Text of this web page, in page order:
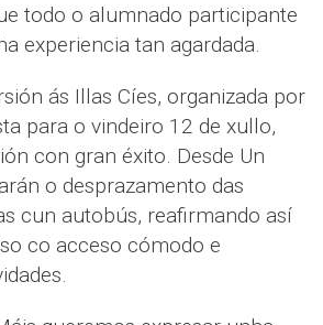
todo o alumnado participante
experiencia tan agardada.
ás Illas Cíes, organizada por
para o vindeiro 12 de xullo,
con gran éxito. Desde Un
o desprazamento das
cun autobús, reafirmando así
co acceso cómodo e